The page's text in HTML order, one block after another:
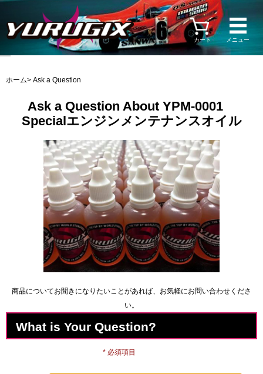
カート メニュー
ホーム> Ask a Question
Ask a Question About YPM-0001
Specialエンジンメンテナンスオイル
商品についてお聞きになりたいことがあれば、お気軽にお問い合わせくださ
い。
What is Your Question?
* 必須項目